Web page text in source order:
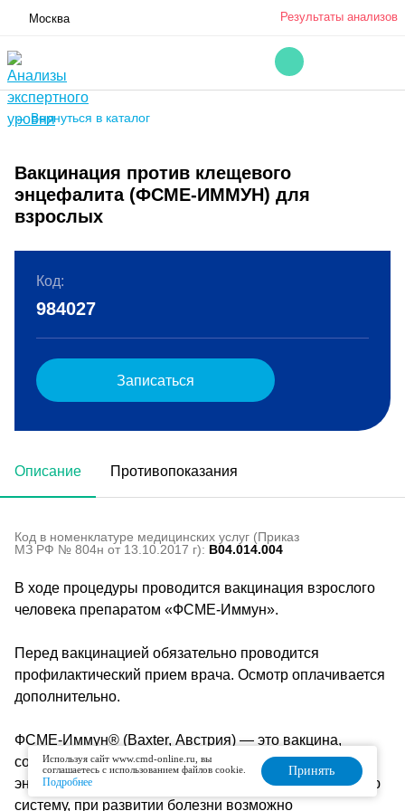
Москва Результаты анализов
← Вернуться в каталог
Вакцинация против клещевого
энцефалита (ФСМЕ-ИММУН) для
взрослых
Описание Противопоказания
Код в номенклатуре медицинских услуг (Приказ
МЗ РФ № 804н от 13.10.2017 г): B04.014.004
В ходе процедуры проводится вакцинация взрослого
человека препаратом «ФСМЕ-Иммун».
Перед вакцинацией обязательно проводится
профилактический прием врача. Осмотр оплачивается
дополнительно.
ФСМЕ-Иммун® (Baxter, Австрия) — это вакцина,
созданная для профилактики клещевого вирусного
энцефалита. Клещевой энцефалит поражает нервную
систему, при развитии болезни возможно
Код:
984027
Записаться
Используя сайт www.cmd-online.ru, вы
соглашаетесь с использованием файлов cookie.
Подробнее
Принять